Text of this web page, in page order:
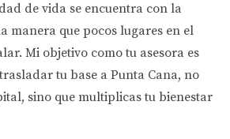
de vida se encuentra con la
manera que pocos lugares en el
Mi objetivo como tu asesora es
tu base a Punta Cana, no
sino que multiplicas tu bienestar